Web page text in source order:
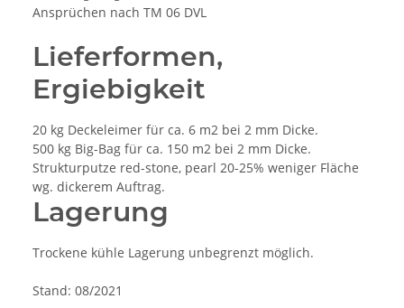
Ansprüchen nach TM 06 DVL
Lieferformen,
Ergiebigkeit
20 kg Deckeleimer für ca. 6 m2 bei 2 mm Dicke.
500 kg Big-Bag für ca. 150 m2 bei 2 mm Dicke.
Strukturputze red-stone, pearl 20-25% weniger Fläche
wg. dickerem Auftrag.
Lagerung
Trockene kühle Lagerung unbegrenzt möglich.
Stand: 08/2021